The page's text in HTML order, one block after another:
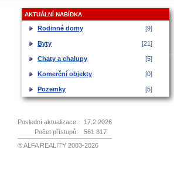
AKTUÁLNÍ NABÍDKA
Rodinné domy [9]
Byty [21]
Chaty a chalupy [5]
Komerční objekty [0]
Pozemky [5]
Poslední aktualizace:
17.2.2026
Počet přístupů:
561 817
© ALFA REALITY 2003-2026